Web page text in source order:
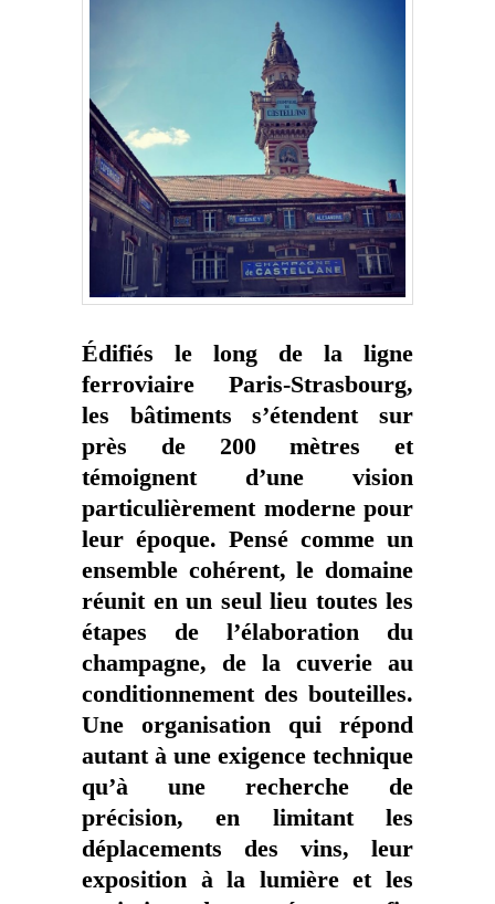
Édifiés le long de la ligne
ferroviaire Paris-Strasbourg,
les bâtiments s’étendent sur
près de 200 mètres et
témoignent d’une vision
particulièrement moderne pour
leur époque. Pensé comme un
ensemble cohérent, le domaine
réunit en un seul lieu toutes les
étapes de l’élaboration du
champagne, de la cuverie au
conditionnement des bouteilles.
Une organisation qui répond
autant à une exigence technique
qu’à une recherche de
précision, en limitant les
déplacements des vins, leur
exposition à la lumière et les